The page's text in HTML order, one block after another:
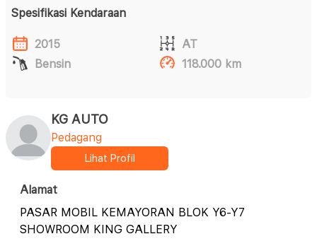
Spesifikasi Kendaraan
2015
AT
Bensin
118.000 km
KG AUTO
Pedagang
Lihat Profil
Alamat
PASAR MOBIL KEMAYORAN BLOK Y6-Y7
SHOWROOM KING GALLERY